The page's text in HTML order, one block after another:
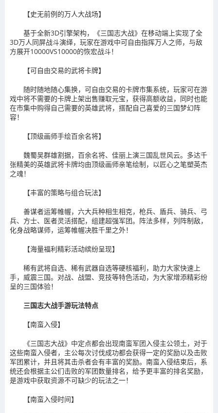
【史无前例的万人大战场】
基于全新3D引擎架构，《三国志大战》在移动端上实现了全
3D万人同屏战斗演绎，玩家在游戏中可自由指挥万人之师，与敌
方展开10000VS10000的恢宏战斗！
【可自由交易的武将卡牌】
随时随地随心集换，可自由交易的卡牌市集系统，玩家可在游
戏中将不需要的卡牌上架出售赚取元宝，获得高额收益，同时也能
在市集中购得自己需要的英雄武将，搭配自己喜爱的三国梦幻阵
容！
【顶级画师手绘百余名将】
魏蜀吴群雄割据，百余名将、佳丽上演三国乱世风云。多达千
张精美的英雄武将卡牌均由顶级画师亲笔绘制，以匠心之笔塑英杰
之魂！
【丰富的策略与组合玩法】
善谋者运筹帷幄，六大兵种相生相克，枪兵、盾兵、骑兵、弓
兵、方士、医者灵活搭配，组建超强军团。阵法多样，列阵制敌，
化身战略谋师，运筹帷幄决胜千里之外！
【海量福利精彩活动缤纷呈现】
稀有武将自选、稀有武器自选等硬核福利，助力大家快速上
手，威震三国。对战、战盟、竞技等特色活动，为大家增添精彩纷
呈的三国体验！
三国志大战手游玩法特点
【南蛮入侵】
《三国志大战》中定点都会出现南蛮军团入侵主公领土，对于
这些南蛮入侵者，主公每次讨伐成功都会获得一定的奖励以及击败
军团累计，并且将其击杀者会有丰富的奖励。南蛮入侵结束后，系
统还会根据主公们击败的军团数量排名，给予更丰富的排名奖励，
是游戏中获取资源不可缺少的玩法之一！
【南蛮入侵时间】